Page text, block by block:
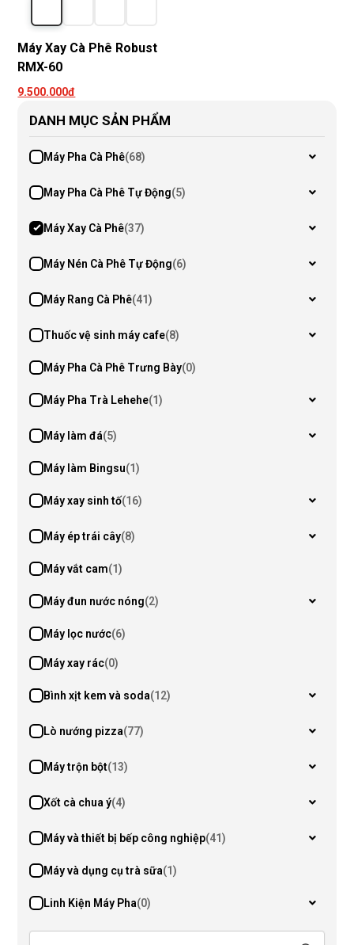
DANH MỤC SẢN PHẨM
Máy Pha Cà Phê(68)
May Pha Cà Phê Tự Động(5)
Máy Xay Cà Phê(37)
Máy Nén Cà Phê Tự Động(6)
Máy Rang Cà Phê(41)
Thuốc vệ sinh máy cafe(8)
Máy Pha Cà Phê Trưng Bày(0)
Máy Pha Trà Lehehe(1)
Máy làm đá(5)
Máy làm Bingsu(1)
Máy xay sinh tố(16)
Máy ép trái cây(8)
Máy vắt cam(1)
Máy đun nước nóng(2)
Máy lọc nước(6)
Máy xay rác(0)
Bình xịt kem và soda(12)
Lò nướng pizza(77)
Máy trộn bột(13)
Xốt cà chua ý(4)
Máy và thiết bị bếp công nghiệp(41)
Máy và dụng cụ trà sữa(1)
Linh Kiện Máy Pha(0)
Máy Xay Cà Phê Robust
RMX-60
9.500.000đ